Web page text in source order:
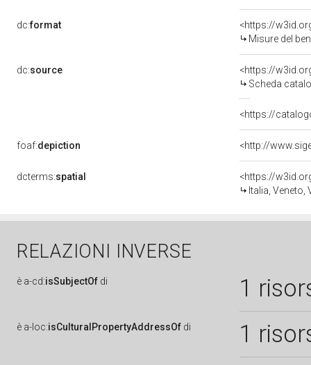
dc:format
<https://
Misure del
dc:source
<https://
Scheda
<https://
foaf:depiction
dcterms:spatial
<https://
Italia, Veneto,
RELAZIONI INVERSE
è a-cd:isSubjectOf di 1
è a-loc:isCulturalPropertyAddressOf di 1